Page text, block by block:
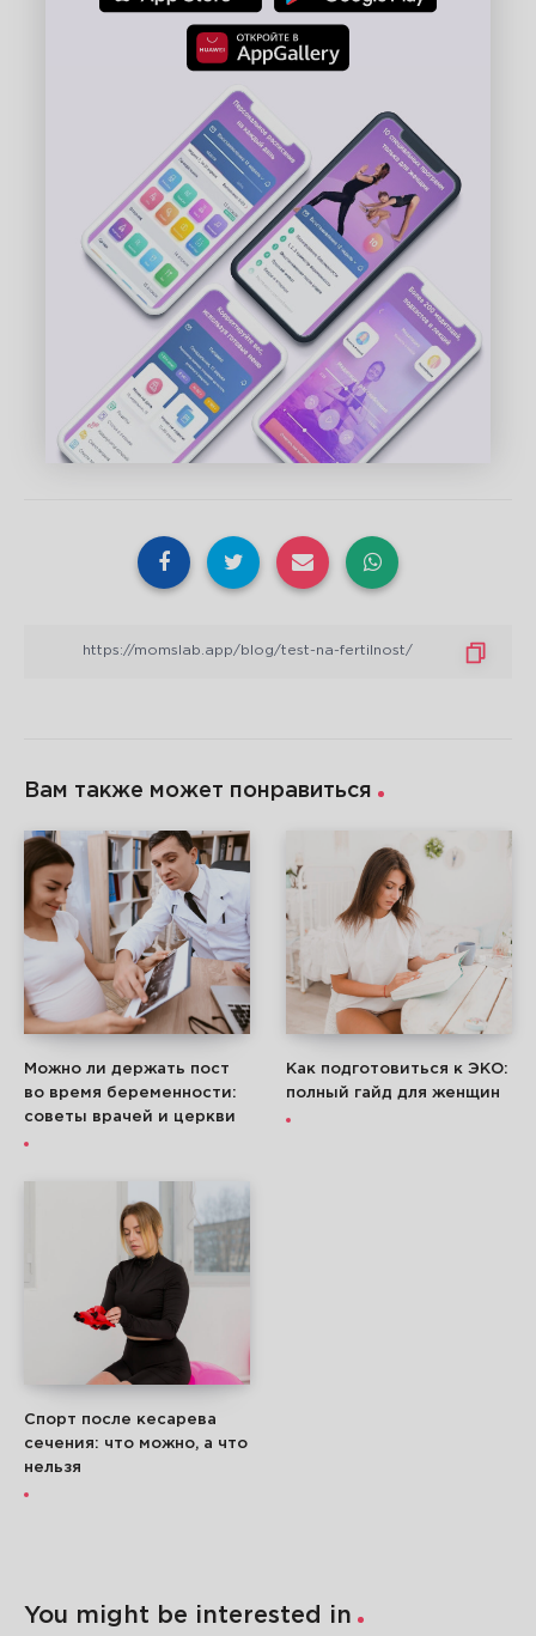
Вам также может понравиться
Можно ли держать пост
во время беременности:
советы врачей и церкви
Как подготовиться к ЭКО:
полный гайд для женщин
Спорт после кесарева
сечения: что можно, а что
нельзя
You might be interested in